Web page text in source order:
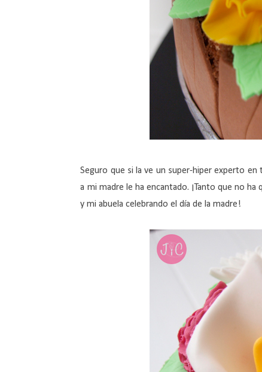
Seguro que si la ve un super-hiper experto
a mi madre le ha encantado. ¡Tanto que no
y mi abuela celebrando el día de la madre!